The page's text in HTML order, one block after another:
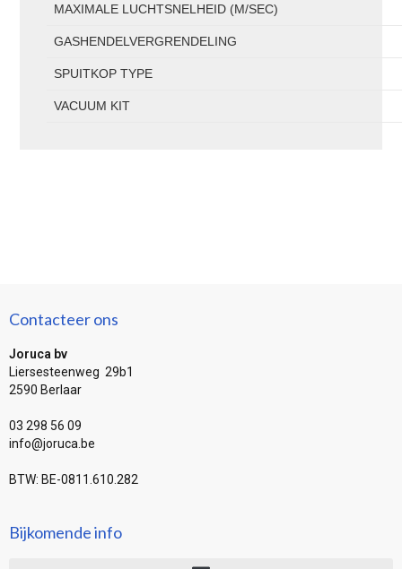
MAXIMALE LUCHTSNELHEID (M/SEC)
GASHENDELVERGRENDELING
SPUITKOP TYPE
VACUUM KIT
Contacteer ons
Joruca bv
Liersesteenweg 29b1
2590 Berlaar
03 298 56 09
info@joruca.be
BTW: BE-0811.610.282
Bijkomende info